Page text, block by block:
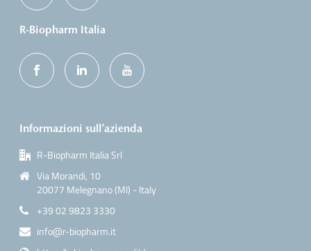
R-Biopharm Italia
Informazioni sull’azienda
R-Biopharm Italia Srl
Via Morandi, 10
20077 Melegnano (MI) - Italy
+39 02 9823 3330
info@r-biopharm.it